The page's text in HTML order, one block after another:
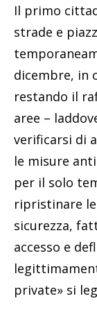
Il primo
strade e
dicembre, in
restando il
aree –
verificarsi di
le misure
per il solo
ripristinare
sicurezza,
accesso e
private» si